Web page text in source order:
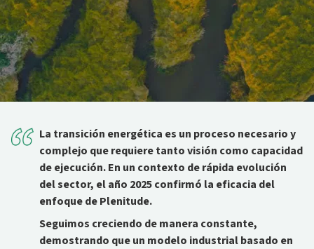
La transición energética es un proceso necesario y
complejo que requiere tanto visión como capacidad
de ejecución. En un contexto de rápida evolución
del sector, el año 2025 confirmó la eficacia del
enfoque de Plenitude.
Seguimos creciendo de manera constante,
demostrando que un modelo industrial basado en